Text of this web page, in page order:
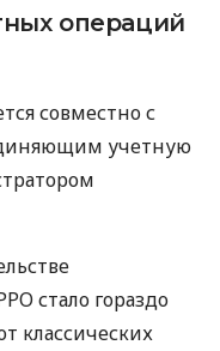
операций
совместно с
учетную
стало гораздо
классических